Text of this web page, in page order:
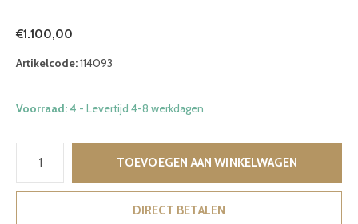
€1.100,00
Artikelcode:114093
Voorraad: 4 - Levertijd 4-8 werkdagen
TOEVOEGEN AAN WINKELWAGEN
DIRECT BETALEN